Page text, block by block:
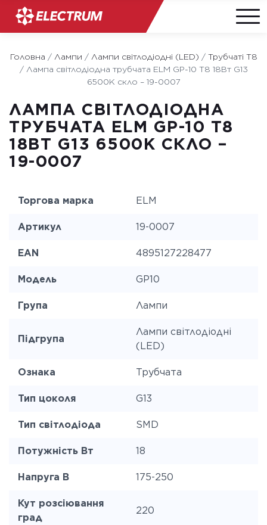
content
Головна / Лампи / Лампи світлодіодні (LED) / Трубчаті Т8
/ Лампа світлодіодна трубчата ELM GP-10 T8 18Вт G13
6500K скло – 19-0007
ЛАМПА СВІТЛОДІОДНА
ТРУБЧАТА ELM GP-10 T8
18ВТ G13 6500K СКЛО –
19-0007
Торгова марка ELM
Артикул 19-0007
EAN 4895127228477
Модель GP10
Група Лампи
Підгрупа
Лампи світлодіодні
(LED)
Ознака Трубчата
Тип цоколя G13
Тип світлодіода SMD
Потужність Вт 18
Напруга В 175-250
Кут розсіювання
град
220